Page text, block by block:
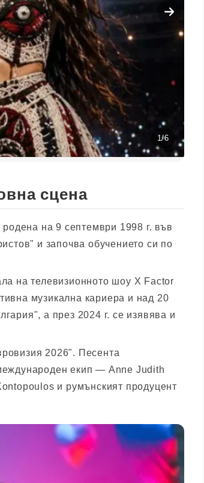
1/6
сцена
на 9 септември 1998 г. във
и започва обучението си по
на телевизионното шоу X Factor
музикална кариера и над 20
а през 2024 г. се изявява и
2026". Песента
екип — Anne Judith
и румънският продуцент